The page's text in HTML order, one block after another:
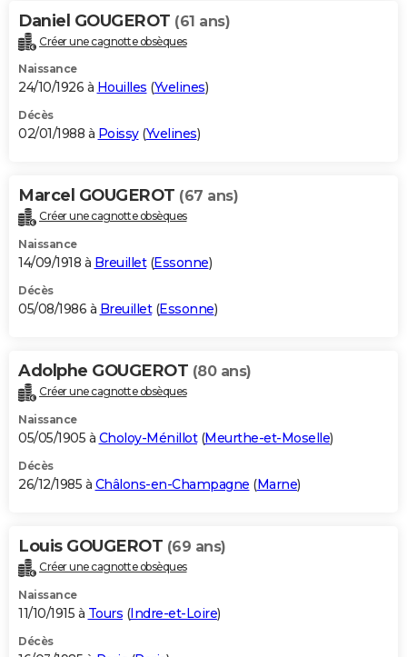
Daniel GOUGEROT (61 ans)
Créer une cagnotte obsèques
Naissance
24/10/1926 à Houilles (Yvelines)
Décès
02/01/1988 à Poissy(Yvelines)
Marcel GOUGEROT (67 ans)
Créer une cagnotte obsèques
Naissance
14/09/1918 à Breuillet(Essonne)
Décès
05/08/1986 à Breuillet(Essonne)
Adolphe GOUGEROT (80 ans)
Créer une cagnotte obsèques
Naissance
05/05/1905 à Choloy-Ménillot(Meurthe-et-Moselle)
Décès
26/12/1985 à Châlons-en-Champagne (Marne)
Louis GOUGEROT (69 ans)
Créer une cagnotte obsèques
Naissance
11/10/1915 à Tours (Indre-et-Loire)
Décès